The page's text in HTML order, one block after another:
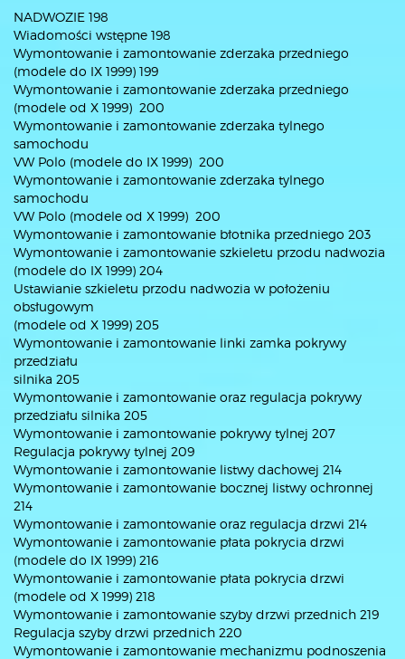
NADWOZIE 198
Wiadomości wstępne 198
Wymontowanie i zamontowanie zderzaka przedniego
(modele do IX 1999) 199
Wymontowanie i zamontowanie zderzaka przedniego
(modele od X 1999) 200
Wymontowanie i zamontowanie zderzaka tylnego
samochodu
VW Polo (modele do IX 1999) 200
Wymontowanie i zamontowanie zderzaka tylnego
samochodu
VW Polo (modele od X 1999) 200
Wymontowanie i zamontowanie błotnika przedniego 203
Wymontowanie i zamontowanie szkieletu przodu nadwozia
(modele do IX 1999) 204
Ustawianie szkieletu przodu nadwozia w położeniu
obsługowym
(modele od X 1999) 205
Wymontowanie i zamontowanie linki zamka pokrywy
przedziału
silnika 205
Wymontowanie i zamontowanie oraz regulacja pokrywy
przedziału silnika 205
Wymontowanie i zamontowanie pokrywy tylnej 207
Regulacja pokrywy tylnej 209
Wymontowanie i zamontowanie listwy dachowej 214
Wymontowanie i zamontowanie bocznej listwy ochronnej
214
Wymontowanie i zamontowanie oraz regulacja drzwi 214
Wymontowanie i zamontowanie płata pokrycia drzwi
(modele do IX 1999) 216
Wymontowanie i zamontowanie płata pokrycia drzwi
(modele od X 1999) 218
Wymontowanie i zamontowanie szyby drzwi przednich 219
Regulacja szyby drzwi przednich 220
Wymontowanie i zamontowanie mechanizmu podnoszenia